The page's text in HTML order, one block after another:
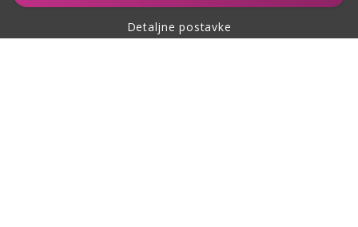
Detaljne postavke